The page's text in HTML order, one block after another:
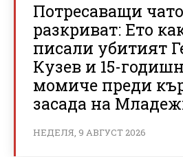
Потресаващи
разкриват: Ето
писали убитият
Кузев и 15-
момиче преди
засада на
НЕДЕЛЯ, 9 АВГУСТ 2026